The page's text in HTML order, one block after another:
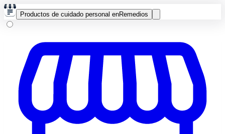
Productos de cuidado personal enRemedios